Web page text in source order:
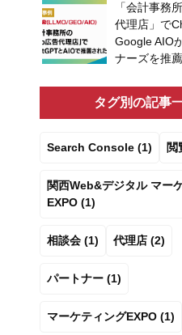
「会計事務
代理店」で
Google AIO
ナーズを推
タグ別の記事
Search Console (1) 閲
関西Web&デジタル マー
EXPO (1)
相談会 (1) 代理店 (2)
パートナー (1)
マーケティングEXPO (1)